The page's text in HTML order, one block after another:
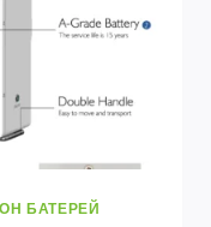
БАТЕРЕЙ